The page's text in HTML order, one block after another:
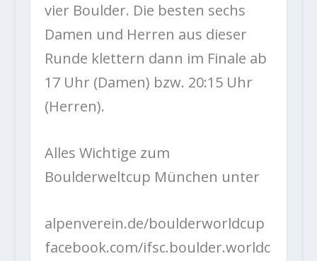
vier Boulder. Die besten sechs
Damen und Herren aus dieser
Runde klettern dann im Finale ab
17 Uhr (Damen) bzw. 20:15 Uhr
(Herren).
Alles Wichtige zum
Boulderweltcup München unter
alpenverein.de/boulderworldcup
facebook.com/ifsc.boulder.worldc